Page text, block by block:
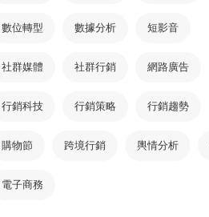
數位轉型 數據分析 短影音
社群媒體 社群行銷 網路廣告
行銷科技 行銷策略 行銷趨勢
購物節 跨境行銷 輿情分析
電子商務